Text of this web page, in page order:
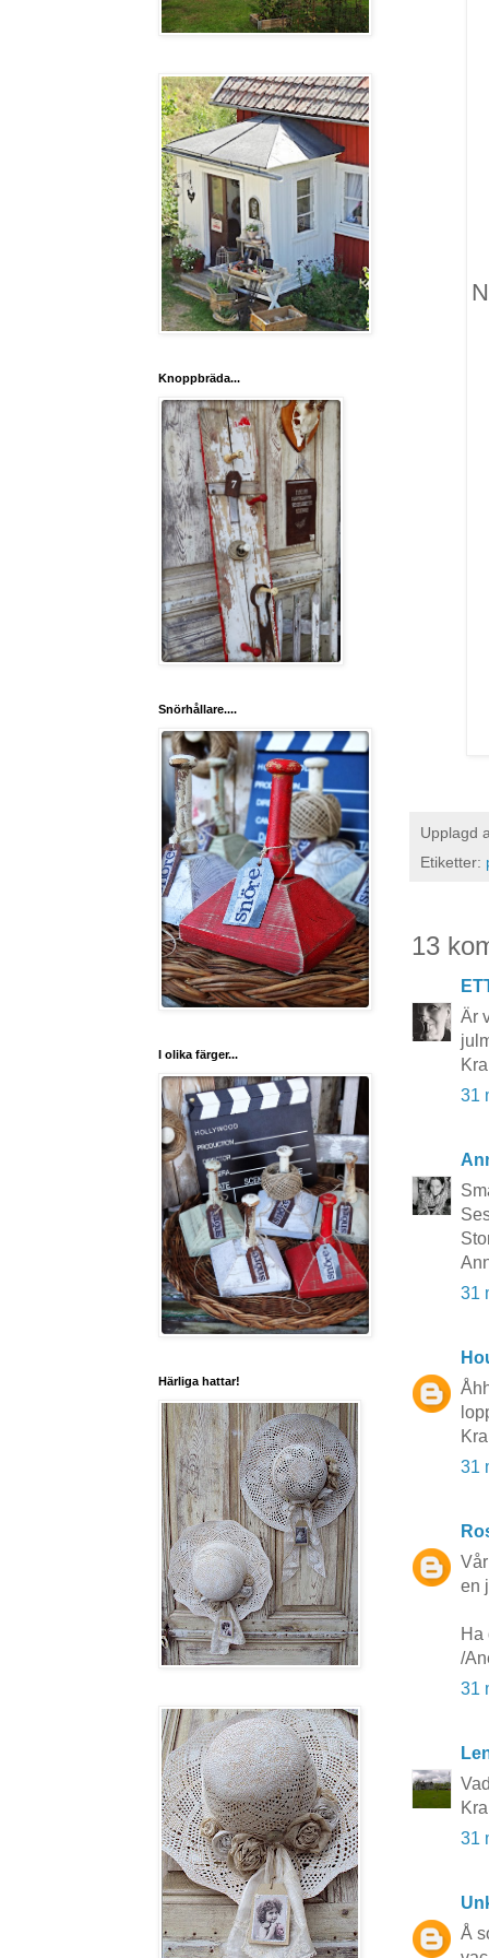
Upplagd
Etiketter:
13
Är
31
31
31
en
Ha
/
31
31
Å
Knoppbräda...
Snörhållare....
I olika färger...
Härliga hattar!